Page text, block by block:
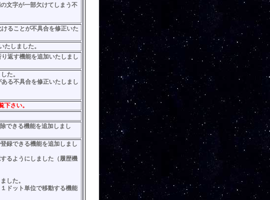
文字が一部欠けてしまう不
ることが不具合を修正いた
しました。
返す機能を追加いたしまし
た。
る不具合を修正いたしまし
さい。
できる機能を追加しまし
録できる機能を追加しまし
るようにしました（履歴機
した。
ドット単位で移動する機能